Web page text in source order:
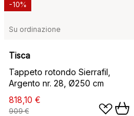
Su ordinazione
Tisca
Tappeto rotondo Sierrafil,
Argento nr. 28, Ø250 cm
818,10 €
909 €
-10%